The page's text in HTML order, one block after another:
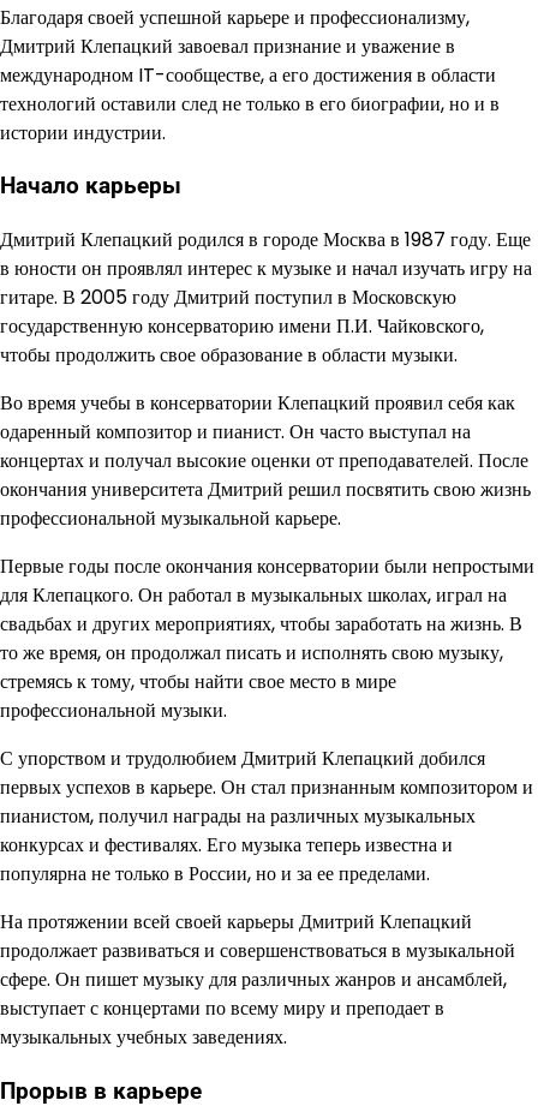
Благодаря своей успешной карьере и профессионализму,
Дмитрий Клепацкий завоевал признание и уважение в
международном IT-сообществе, а его достижения в области
технологий оставили след не только в его биографии, но и в
истории индустрии.
Начало карьеры
Дмитрий Клепацкий родился в городе Москва в 1987 году. Еще
в юности он проявлял интерес к музыке и начал изучать игру на
гитаре. В 2005 году Дмитрий поступил в Московскую
государственную консерваторию имени П.И. Чайковского,
чтобы продолжить свое образование в области музыки.
Во время учебы в консерватории Клепацкий проявил себя как
одаренный композитор и пианист. Он часто выступал на
концертах и получал высокие оценки от преподавателей. После
окончания университета Дмитрий решил посвятить свою жизнь
профессиональной музыкальной карьере.
Первые годы после окончания консерватории были непростыми
для Клепацкого. Он работал в музыкальных школах, играл на
свадьбах и других мероприятиях, чтобы заработать на жизнь. В
то же время, он продолжал писать и исполнять свою музыку,
стремясь к тому, чтобы найти свое место в мире
профессиональной музыки.
С упорством и трудолюбием Дмитрий Клепацкий добился
первых успехов в карьере. Он стал признанным композитором и
пианистом, получил награды на различных музыкальных
конкурсах и фестивалях. Его музыка теперь известна и
популярна не только в России, но и за ее пределами.
На протяжении всей своей карьеры Дмитрий Клепацкий
продолжает развиваться и совершенствоваться в музыкальной
сфере. Он пишет музыку для различных жанров и ансамблей,
выступает с концертами по всему миру и преподает в
музыкальных учебных заведениях.
Прорыв в карьере